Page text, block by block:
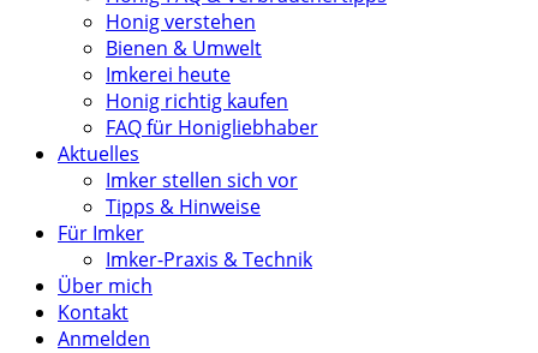
Honig verstehen
Bienen & Umwelt
Imkerei heute
Honig richtig kaufen
FAQ für Honigliebhaber
Aktuelles
Imker stellen sich vor
Tipps & Hinweise
Für Imker
Imker-Praxis & Technik
Über mich
Kontakt
Anmelden